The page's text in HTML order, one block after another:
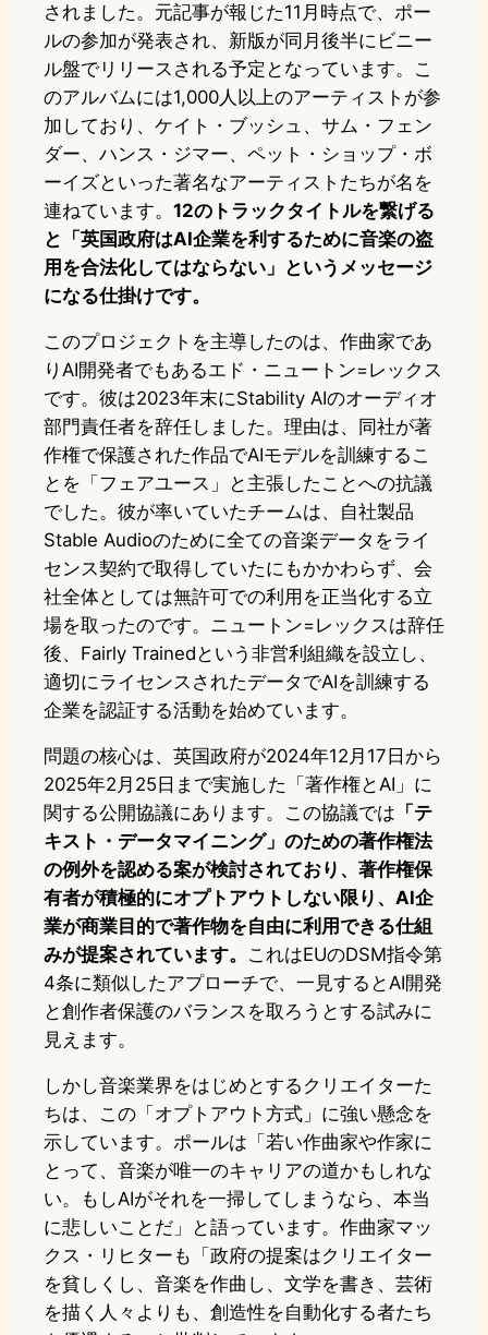
されました。元記事が報じた11月時点で、ポー
ルの参加が発表され、新版が同月後半にビニー
ル盤でリリースされる予定となっています。こ
のアルバムには1,000人以上のアーティストが参
加しており、ケイト・ブッシュ、サム・フェン
ダー、ハンス・ジマー、ペット・ショップ・ボ
ーイズといった著名なアーティストたちが名を
連ねています。 12のトラックタイトルを繋げる
と「英国政府はAI企業を利するために音楽の盗
用を合法化してはならない」というメッセージ
になる仕掛けです。
このプロジェクトを主導したのは、作曲家であ
りAI開発者でもあるエド・ニュートン=レックス
です。彼は2023年末にStability AIのオーディオ
部門責任者を辞任しました。理由は、同社が著
作権で保護された作品でAIモデルを訓練するこ
とを「フェアユース」と主張したことへの抗議
でした。彼が率いていたチームは、自社製品
Stable Audioのために全ての音楽データをライ
センス契約で取得していたにもかかわらず、会
社全体としては無許可での利用を正当化する立
場を取ったのです。ニュートン=レックスは辞任
後、Fairly Trainedという非営利組織を設立し、
適切にライセンスされたデータでAIを訓練する
企業を認証する活動を始めています。
問題の核心は、英国政府が2024年12月17日から
2025年2月25日まで実施した「著作権とAI」に
関する公開協議にあります。この協議では 「テ
キスト・データマイニング」のための著作権法
の例外を認める案が検討されており、著作権保
有者が積極的にオプトアウトしない限り、AI企
業が商業目的で著作物を自由に利用できる仕組
みが提案されています。 これはEUのDSM指令第
4条に類似したアプローチで、一見するとAI開発
と創作者保護のバランスを取ろうとする試みに
見えます。
しかし音楽業界をはじめとするクリエイターた
ちは、この「オプトアウト方式」に強い懸念を
示しています。ポールは「若い作曲家や作家に
とって、音楽が唯一のキャリアの道かもしれな
い。もしAIがそれを一掃してしまうなら、本当
に悲しいことだ」と語っています。作曲家マッ
クス・リヒターも「政府の提案はクリエイター
を貧しくし、音楽を作曲し、文学を書き、芸術
を描く人々よりも、創造性を自動化する者たち